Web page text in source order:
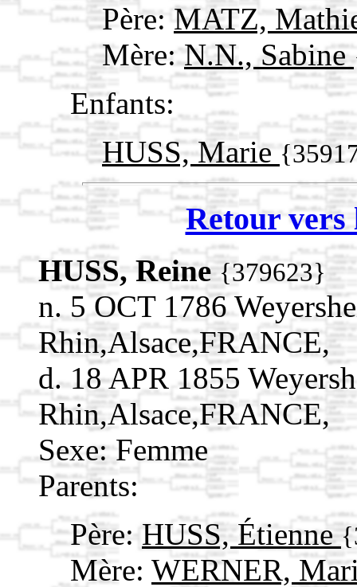
Père: MATZ,
Mère:N.N., Sabine
Enfants:
HUSS, Marie
Retour vers
HUSS, Reine{379623}
n. 5 OCT 1786
Rhin,Alsace,FRANCE,
d. 18 APR 1855
Rhin,Alsace,FRANCE,
Sexe: Femme
Parents:
Père:HUSS, Étienne
Mère: WERNER,